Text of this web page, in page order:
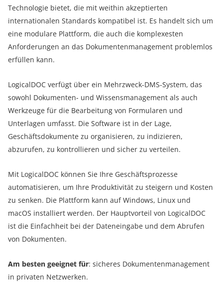
Technologie bietet, die mit weithin akzeptierten
internationalen Standards kompatibel ist. Es handelt sich um
eine modulare Plattform, die auch die komplexesten
Anforderungen an das Dokumentenmanagement problemlos
erfüllen kann.
LogicalDOC verfügt über ein Mehrzweck-DMS-System, das
sowohl Dokumenten- und Wissensmanagement als auch
Werkzeuge für die Bearbeitung von Formularen und
Unterlagen umfasst. Die Software ist in der Lage,
Geschäftsdokumente zu organisieren, zu indizieren,
abzurufen, zu kontrollieren und sicher zu verteilen.
Mit LogicalDOC können Sie Ihre Geschäftsprozesse
automatisieren, um Ihre Produktivität zu steigern und Kosten
zu senken. Die Plattform kann auf Windows, Linux und
macOS installiert werden. Der Hauptvorteil von LogicalDOC
ist die Einfachheit bei der Dateneingabe und dem Abrufen
von Dokumenten.
Am besten geeignet für: sicheres Dokumentenmanagement
in privaten Netzwerken.